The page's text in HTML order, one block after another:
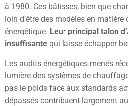
à 1980. Ces bâtisses, bien que
loin d’être des modèles en
énergétique. Leur principal talon
insuffisante qui laisse échapper
Les audits énergétiques menés
lumière des systèmes de
pas le poids face aux standards
dépassés contribuent largement